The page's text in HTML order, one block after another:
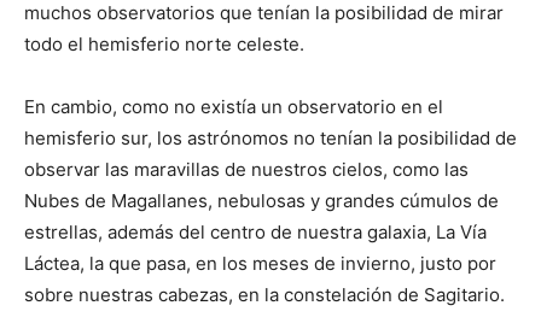
muchos observatorios que tenían la posibilidad de mirar
todo el hemisferio norte celeste.
En cambio, como no existía un observatorio en el
hemisferio sur, los astrónomos no tenían la posibilidad de
observar las maravillas de nuestros cielos, como las
Nubes de Magallanes, nebulosas y grandes cúmulos de
estrellas, además del centro de nuestra galaxia, La Vía
Láctea, la que pasa, en los meses de invierno, justo por
sobre nuestras cabezas, en la constelación de Sagitario.